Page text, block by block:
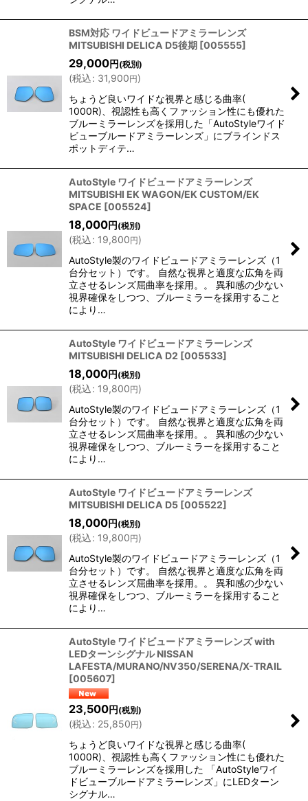
BSM対応 ワイドビュードアミラーレンズ
MITSUBISHI DELICA D5後期 [005555]
29,000円 (税別)
(税込: 31,900円)
ちょうど良いワイドな視界と感じる曲率(
1000R)、視認性も高くファッション性にも優れた
ブルーミラーレンズを採用した「AutoStyleワイド
ビューブルードアミラーレンズ」にブラインドス
ポットディテ…
AutoStyle ワイドビュードアミラーレンズ
MITSUBISHI EK WAGON/EK CUSTOM/EK
SPACE [005524]
18,000円 (税別)
(税込: 19,800円)
AutoStyle製のワイドビュードアミラーレンズ（1
台分セット）です。 自然な視界と適度な広角を両
立させるレンズ屈曲率を採用。。 異和感の少ない
視界確保をしつつ、ブルーミラーを採用すること
により…
AutoStyle ワイドビュードアミラーレンズ
MITSUBISHI DELICA D2 [005533]
18,000円 (税別)
(税込: 19,800円)
AutoStyle製のワイドビュードアミラーレンズ（1
台分セット）です。 自然な視界と適度な広角を両
立させるレンズ屈曲率を採用。。 異和感の少ない
視界確保をしつつ、ブルーミラーを採用すること
により…
AutoStyle ワイドビュードアミラーレンズ
MITSUBISHI DELICA D5 [005522]
18,000円 (税別)
(税込: 19,800円)
AutoStyle製のワイドビュードアミラーレンズ（1
台分セット）です。 自然な視界と適度な広角を両
立させるレンズ屈曲率を採用。。 異和感の少ない
視界確保をしつつ、ブルーミラーを採用すること
により…
AutoStyle ワイドビュードアミラーレンズ with
LEDターンシグナル NISSAN
LAFESTA/MURANO/NV350/SERENA/X-TRAIL
[005607]
23,500円 (税別)
(税込: 25,850円)
ちょうど良いワイドな視界と感じる曲率(
1000R)、視認性も高くファッション性にも優れた
ブルーミラーレンズを採用した 「AutoStyleワイ
ドビューブルードアミラーレンズ」にLEDターン
シグナル…